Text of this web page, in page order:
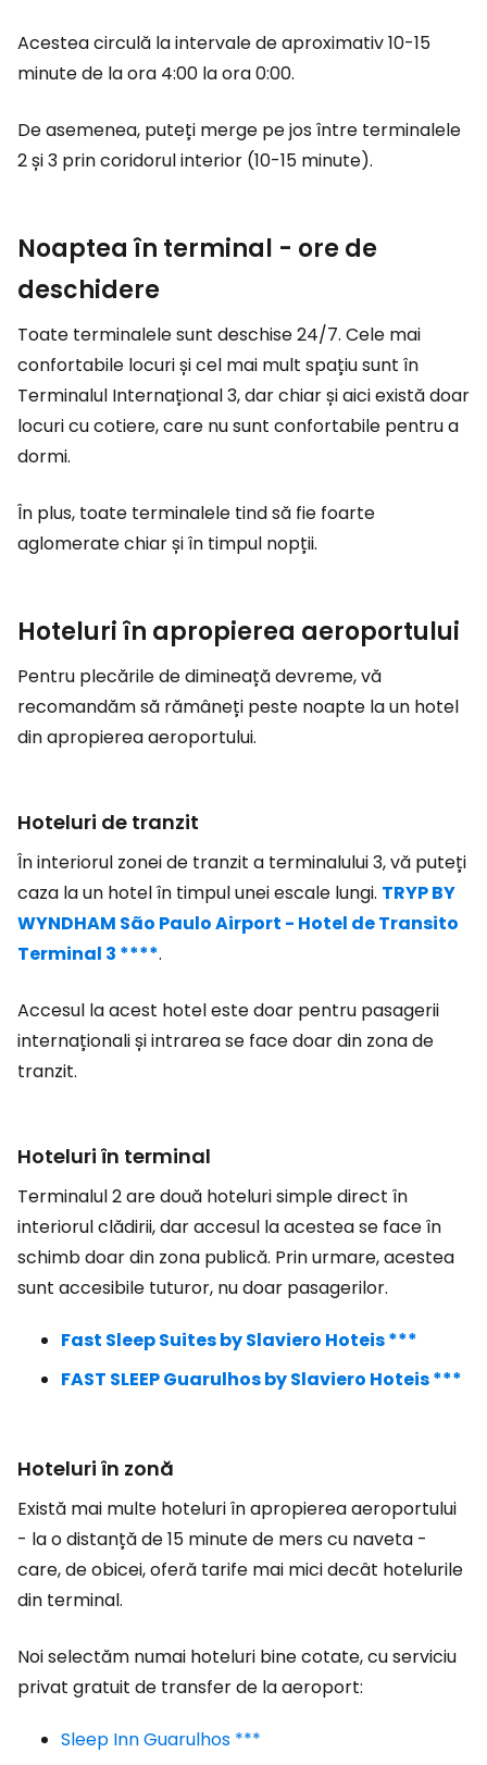
Acestea circulă la intervale de aproximativ 10-15
minute de la ora 4:00 la ora 0:00.
De asemenea, puteți merge pe jos între terminalele
2 și 3 prin coridorul interior (10-15 minute).
Noaptea în terminal - ore de
deschidere
Toate terminalele sunt deschise 24/7. Cele mai
confortabile locuri și cel mai mult spațiu sunt în
Terminalul Internațional 3, dar chiar și aici există doar
locuri cu cotiere, care nu sunt confortabile pentru a
dormi.
În plus, toate terminalele tind să fie foarte
aglomerate chiar și în timpul nopții.
Hoteluri în apropierea aeroportului
Pentru plecările de dimineață devreme, vă
recomandăm să rămâneți peste noapte la un hotel
din apropierea aeroportului.
Hoteluri de tranzit
În interiorul zonei de tranzit a terminalului 3, vă puteți
caza la un hotel în timpul unei escale lungi. TRYP BY
WYNDHAM São Paulo Airport - Hotel de Transito
Terminal 3 ****.
Accesul la acest hotel este doar pentru pasagerii
internaționali și intrarea se face doar din zona de
tranzit.
Hoteluri în terminal
Terminalul 2 are două hoteluri simple direct în
interiorul clădirii, dar accesul la acestea se face în
schimb doar din zona publică. Prin urmare, acestea
sunt accesibile tuturor, nu doar pasagerilor.
Fast Sleep Suites by Slaviero Hoteis ***
FAST SLEEP Guarulhos by Slaviero Hoteis ***
Hoteluri în zonă
Există mai multe hoteluri în apropierea aeroportului
- la o distanță de 15 minute de mers cu naveta -
care, de obicei, oferă tarife mai mici decât hotelurile
din terminal.
Noi selectăm numai hoteluri bine cotate, cu serviciu
privat gratuit de transfer de la aeroport:
Sleep Inn Guarulhos ***